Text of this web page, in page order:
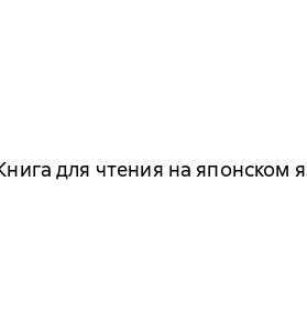
для чтения на японском